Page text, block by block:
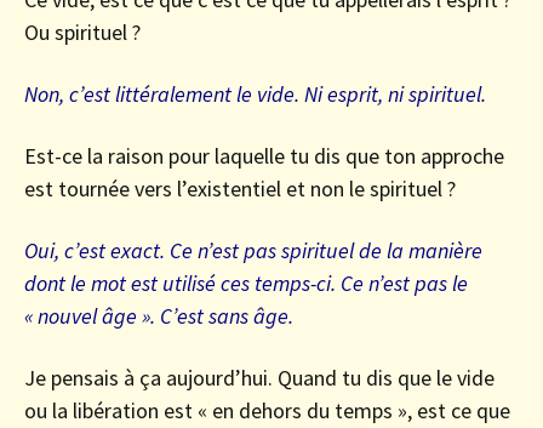
Ou spirituel ?
Non, c’est littéralement le vide. Ni esprit, ni spirituel.
Est-ce la raison pour laquelle tu dis que ton approche
est tournée vers l’existentiel et non le spirituel ?
Oui, c’est exact. Ce n’est pas spirituel de la manière
dont le mot est utilisé ces temps-ci. Ce n’est pas le
« nouvel âge ». C’est sans âge.
Je pensais à ça aujourd’hui. Quand tu dis que le vide
ou la libération est « en dehors du temps », est ce que